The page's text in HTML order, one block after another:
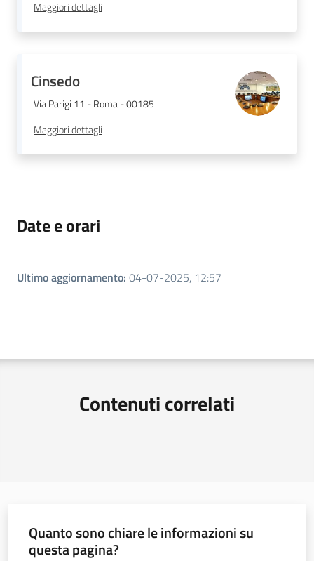
Regione
Servizi
Maggiori dettagli
Cinsedo
Via Parigi 11 - Roma - 00185
Maggiori dettagli
Date e orari
Ultimo aggiornamento: 04-07-2025, 12:57
Contenuti correlati
Quanto sono chiare le informazioni su
questa pagina?